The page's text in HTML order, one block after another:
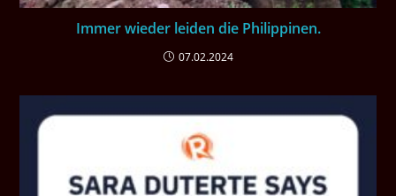
Immer wieder leiden die Philippinen.
07.02.2024